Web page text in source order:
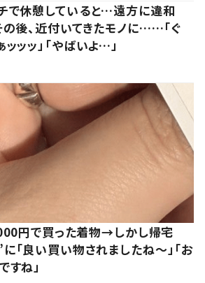
で休憩していると…遠方に違和
の後、近付いてきたモノに……「ぐ
ッッッ」「やばいよ…」
円で買った着物→しかし帰宅
良い買い物されましたね～」「お
すね」